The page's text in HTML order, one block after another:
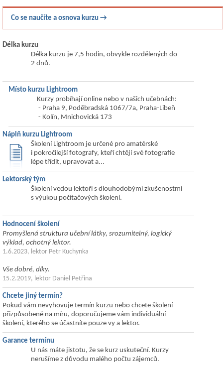
Co se naučíte a osnova kurzu →
Délka kurzu
Délka kurzu je 7,5 hodin, obvykle rozdělených do
2 dnů.
Místo kurzu Lightroom
Kurzy probíhají online nebo v našich učebnách:
- Praha 9, Poděbradská 1067/7a, Praha-Libeň
- Kolín, Mnichovická 173
Náplň kurzu Lightroom
Školení Lightroom je určené pro amatérské
i pokročilejší fotografy, kteří chtějí své fotografie
lépe třídit, upravovat a...
Lektorský tým
Školení vedou lektoři s dlouhodobými zkušenostmi
s výukou počítačových školení.
Hodnocení školení
Promyšlená struktura učební látky, srozumitelný, logický
výklad, ochotný lektor.
1.6.2023, lektor Petr Kuchynka
Vše dobré, díky.
15.2.2019, lektor Daniel Petřina
Chcete jiný termín?
Pokud vám nevyhovuje termín kurzu nebo chcete školení
přizpůsobené na míru, doporučujeme vám individuální
školení, kterého se účastníte pouze vy a lektor.
Garance termínu
U nás máte jistotu, že se kurz uskuteční. Kurzy
nerušíme z důvodu malého počtu zájemců.